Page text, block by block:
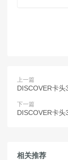
上一篇
DISCOVER卡
下一篇
DISCOVER卡
相关推荐